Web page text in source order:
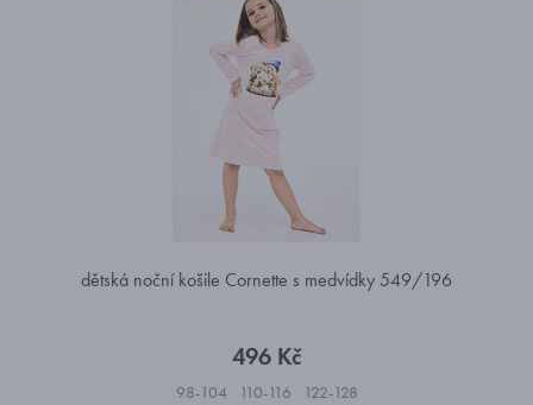
dětská noční košile Cornette s medvídky 549/196
496 Kč
98-104 110-116 122-128